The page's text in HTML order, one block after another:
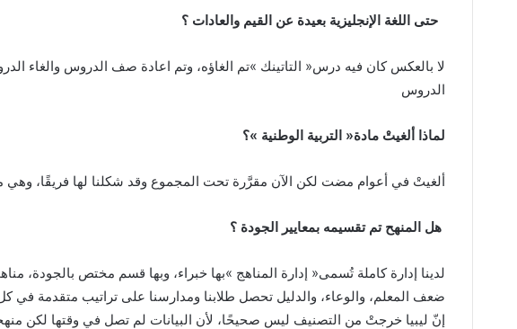
‬حتى‭ ‬اللغة‭ ‬الإنجليزية‭ ‬بعيدة‭ ‬عن‭ ‬القيم‭ ‬والعادات‭ ‬؟
‬الدروس‭ ‬
لماذا‭ ‬ألغيتْ‭ ‬مادة‭ ‬‮«‬التربية‭ ‬الوطنية‮»‬‭ ‬؟
ألغيتْ‭ ‬في‭ ‬أعوام‭ ‬مضت‭ ‬لكن‭ ‬الآن‭ ‬مقرَّرة‭ ‬تحت‭ ‬المجموع‭ ‬وقد‭ ‬شكلنا‭ ‬لها‭ ‬فريقًا،‭ ‬وهي‭ ‬مهمة‭.‬
‬إنّ‭ ‬ليبيا‭ ‬خرجتْ‭ ‬من‭ ‬التصنيف‭ ‬ليس‭ ‬صحيحًا،‭ ‬لأن‭ ‬البيانات‭ ‬لم‭ ‬تصل‭ ‬في‭ ‬وقتها‭ ‬لكن‭ ‬منهجنا‭ ‬وتراتيبنا‭ ‬فتؤهلنا‭ ‬للتقييم‭.‬